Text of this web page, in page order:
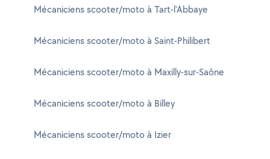
Mécaniciens scooter/moto à Tart-l'Abbaye
Mécaniciens scooter/moto à Saint-Philibert
Mécaniciens scooter/moto à Maxilly-sur-Saône
Mécaniciens scooter/moto à Billey
Mécaniciens scooter/moto à Izier